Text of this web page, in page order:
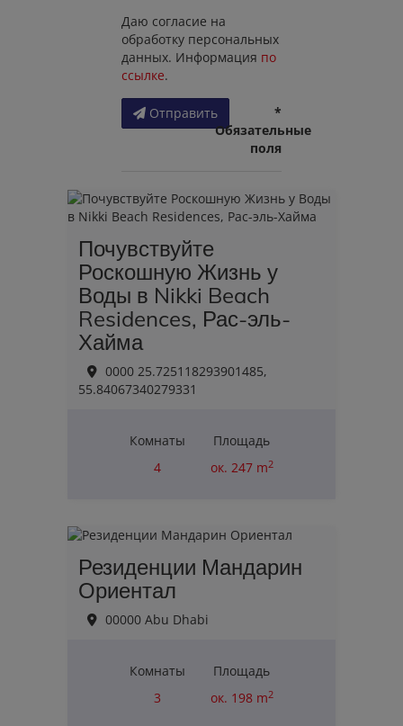
Даю согласие на
обработку персональных
данных. Информация по
ссылке.
Отправить
*
Обязательные
поля
Почувствуйте
Роскошную Жизнь у
Воды в Nikki Beach
Residences, Рас-эль-
Хайма
0000 25.725118293901485,
55.84067340279331
Комнаты
4
Площадь
ок. 247 m2
2 455 998,00 €
Резиденции Мандарин
Ориентал
00000 Abu Dhabi
Комнаты
3
Площадь
ок. 198 m2